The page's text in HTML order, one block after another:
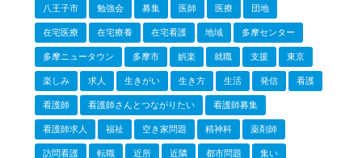
八王子市 勉強会 募集 医師 医療 団地
在宅医療 在宅療養 在宅看護 地域 多摩センター
多摩ニュータウン 多摩市 娯楽 就職 支援 東京
楽しみ 求人 生きがい 生き方 生活 発信 看護
看護師 看護師さんとつながりたい 看護師募集
看護師求人 福祉 空き家問題 精神科 薬剤師
訪問看護 転職 近所 近隣 都市問題 集い